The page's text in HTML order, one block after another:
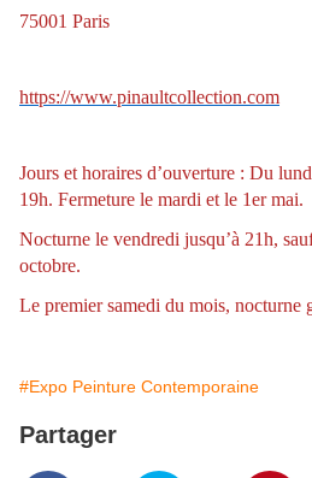
75001 Paris
https://www.pinaultcollection.com
Jours et horaires d’ouverture : Du
19h. Fermeture le mardi et le 1er mai.
Nocturne le vendredi jusqu’à 21h,
octobre.
Le premier samedi du mois, nocturne
#Expo Peinture Contemporaine
Partager